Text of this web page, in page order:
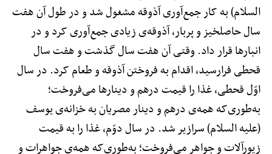
السلام) به کار جمع‌آوری آذوقه مشغول شد و در طول آن هفت
سال حاصلخیز و پربار، آذوقه‌ی زیادی جمع‌آوری کرد و در
انبارها قرار داد. وقتی آن هفت سال گذشت و هفت سال
قحطی فرارسید، اقدام به فروختن آذوقه و طعام کرد. در سال
اوّل قحطی، غذا را قیمت درهم و دینارها می‌فروخت؛
به‌طوری‌که همه‌ی درهم و دینار مصریان به خزانه‌ی یوسف
(علیه السلام) سرازیر شد. در سال دوّم، غذا را به قیمت
زیورآلات و جواهر می‌فروخت؛ به‌طوری‌که همه‌ی جواهرات و